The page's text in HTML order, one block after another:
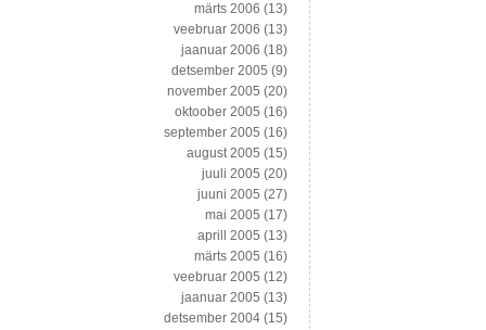
märts 2006 (13)
veebruar 2006 (13)
jaanuar 2006 (18)
detsember 2005 (9)
november 2005 (20)
oktoober 2005 (16)
september 2005 (16)
august 2005 (15)
juuli 2005 (20)
juuni 2005 (27)
mai 2005 (17)
aprill 2005 (13)
märts 2005 (16)
veebruar 2005 (12)
jaanuar 2005 (13)
detsember 2004 (15)